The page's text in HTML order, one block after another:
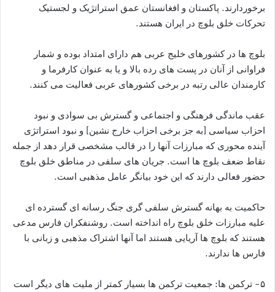
برخوردارند. پاکستان و افغانستان عمق استراتژیک و لجستیک
تحرکات خلق بلوچ در ایران هستند.
بلوچ ها در کشورهای خلیج عربی هم دارای امتداد بوده و شمار
فراوانی از آنان در پست های رده بالا و یا به عنوان کارفرما و
کارمندان عالی رتبه در برخی کشورهای عربی فعالیت می کنند.
عقب ماندگی فرهنگی و اجتماعی و گسترش بی سوادی و نبود
احزاب سیاسی [به جز برخی احزاب خارج نشین] و نبود استراتژی
آینده محوری که مبارزات آنها را در قالب مشخصی قرار دهد از جمله
نقاط ضعف بلوچ ها است. جریان های سلفی در مناطق خلق بلوچ
حضور فعالی دارند که این خود بیانگر عامل مذهبی است.
حاکمیت به بهانه گسترش سلفی گری جنگ رسانه ای گسترده ای
علیه مبارزات خلق بلوچ راه انداخته است. روشنفکران فارس مدعی
هستند که بلوچ ها آریایی هستند اما آنها اشتراک مذهبی و زبانی با
فارس ها ندارند.
۵- ترکمن ها: جمعیت ترکمن ها بسیار کمتر از ملیت های دیگر است